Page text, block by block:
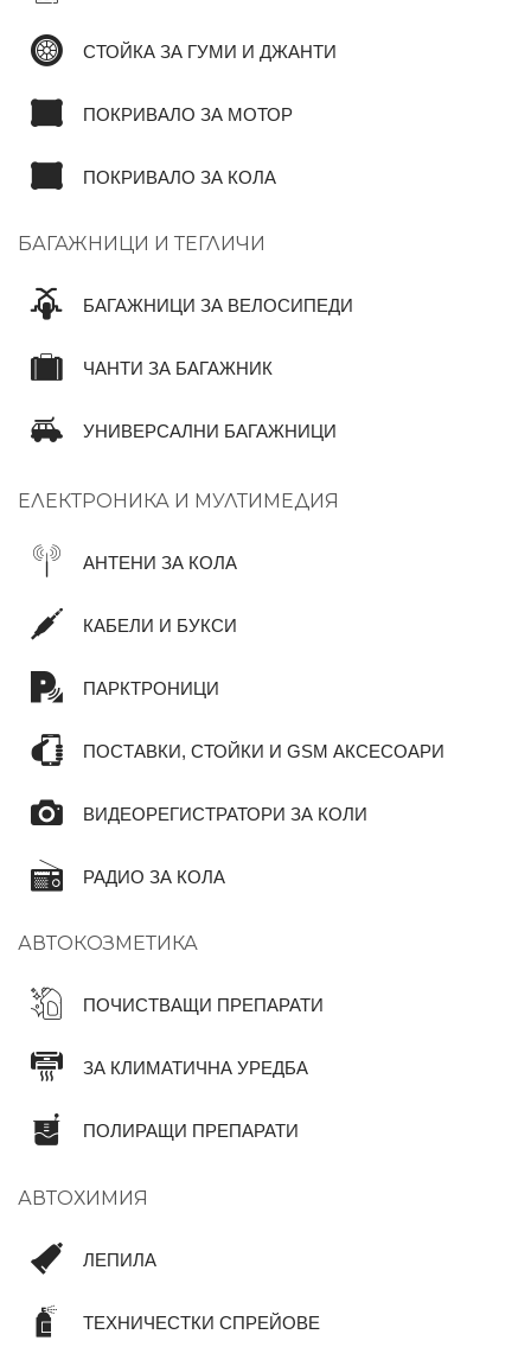
СТОЙКА ЗА ГУМИ И ДЖАНТИ
ПОКРИВАЛО ЗА МОТОР
ПОКРИВАЛО ЗА КОЛА
БАГАЖНИЦИ И ТЕГЛИЧИ
БАГАЖНИЦИ ЗА ВЕЛОСИПЕДИ
ЧАНТИ ЗА БАГАЖНИК
УНИВЕРСАЛНИ БАГАЖНИЦИ
ЕЛЕКТРОНИКА И МУЛТИМЕДИЯ
АНТЕНИ ЗА КОЛА
КАБЕЛИ И БУКСИ
ПАРКТРОНИЦИ
ПОСТАВКИ, СТОЙКИ И GSM АКСЕСОАРИ
ВИДЕОРЕГИСТРАТОРИ ЗА КОЛИ
РАДИО ЗА КОЛА
АВТОКОЗМЕТИКА
ПОЧИСТВАЩИ ПРЕПАРАТИ
ЗА КЛИМАТИЧНА УРЕДБА
ПОЛИРАЩИ ПРЕПАРАТИ
АВТОХИМИЯ
ЛЕПИЛА
ТЕХНИЧЕСТКИ СПРЕЙОВЕ